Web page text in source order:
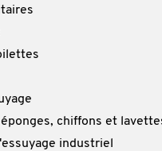
éponges, chiffons et
industriel